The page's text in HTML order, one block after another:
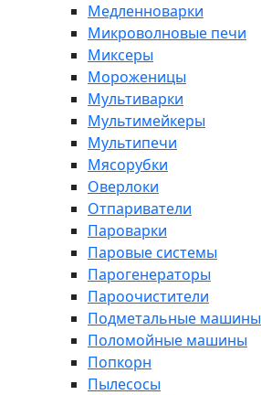
Медленноварки
Микроволновые печи
Миксеры
Мороженицы
Мультиварки
Мультимейкеры
Мультипечи
Мясорубки
Оверлоки
Отпариватели
Пароварки
Паровые системы
Парогенераторы
Пароочистители
Подметальные машины
Поломойные машины
Попкорн
Пылесосы